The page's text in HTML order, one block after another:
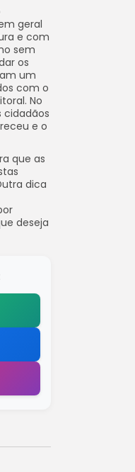
geral
e com
sem
os
um
com o
No
cidadãos
e o
que as
dica
deseja